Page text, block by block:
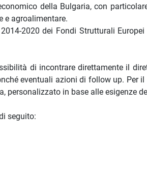
della Bulgaria, con
e agroalimentare.
2020 dei Fondi Strutturali
di incontrare direttamente il
eventuali azioni di follow up. Per
in base alle esigenze
seguito: